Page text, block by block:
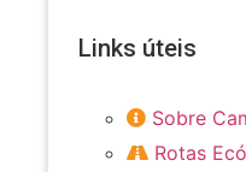
Links úteis
Sobre
Rotas